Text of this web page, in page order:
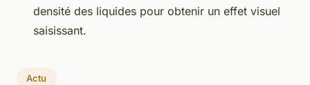
densité des liquides pour obtenir un effet visuel
saisissant.
Actu